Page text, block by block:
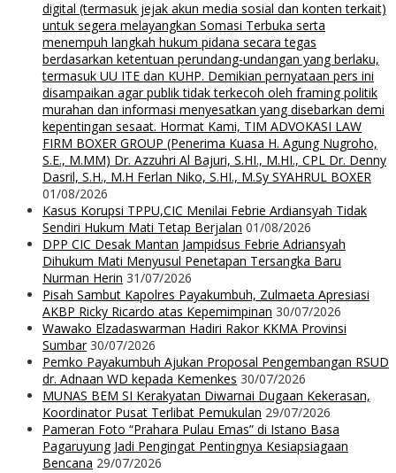
digital (termasuk jejak akun media sosial dan konten terkait)
untuk segera melayangkan Somasi Terbuka serta
menempuh langkah hukum pidana secara tegas
berdasarkan ketentuan perundang-undangan yang berlaku,
termasuk UU ITE dan KUHP. Demikian pernyataan pers ini
disampaikan agar publik tidak terkecoh oleh framing politik
murahan dan informasi menyesatkan yang disebarkan demi
kepentingan sesaat. Hormat Kami, TIM ADVOKASI LAW
FIRM BOXER GROUP (Penerima Kuasa H. Agung Nugroho,
S.E., M.MM) Dr. Azzuhri Al Bajuri, S.HI., M.HI., CPL Dr. Denny
Dasril, S.H., M.H Ferlan Niko, S.HI., M.Sy SYAHRUL BOXER
01/08/2026
Kasus Korupsi TPPU,CIC Menilai Febrie Ardiansyah Tidak
Sendiri Hukum Mati Tetap Berjalan 01/08/2026
DPP CIC Desak Mantan Jampidsus Febrie Adriansyah
Dihukum Mati Menyusul Penetapan Tersangka Baru
Nurman Herin 31/07/2026
Pisah Sambut Kapolres Payakumbuh, Zulmaeta Apresiasi
AKBP Ricky Ricardo atas Kepemimpinan 30/07/2026
Wawako Elzadaswarman Hadiri Rakor KKMA Provinsi
Sumbar 30/07/2026
Pemko Payakumbuh Ajukan Proposal Pengembangan RSUD
dr. Adnaan WD kepada Kemenkes 30/07/2026
MUNAS BEM SI Kerakyatan Diwarnai Dugaan Kekerasan,
Koordinator Pusat Terlibat Pemukulan 29/07/2026
Pameran Foto “Prahara Pulau Emas” di Istano Basa
Pagaruyung Jadi Pengingat Pentingnya Kesiapsiagaan
Bencana 29/07/2026